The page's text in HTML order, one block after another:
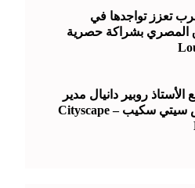
تعزز تواجدها في
المصري بشراكة حصرية
الأستاذ روبير دانيال مدير
معرض سيتي سكيب – Cityscape